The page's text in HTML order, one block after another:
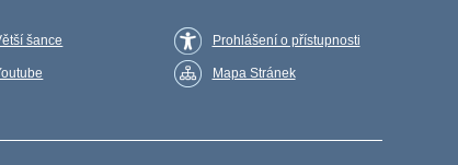
šance Prohlášení o přístupnosti
Mapa Stránek